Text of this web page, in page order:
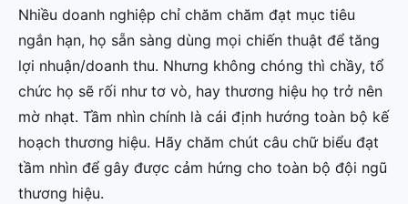
Nhiều doanh nghiệp chỉ chăm chăm đạt mục tiêu
ngắn hạn, họ sẵn sàng dùng mọi chiến thuật để tăng
lợi nhuận/doanh thu. Nhưng không chóng thì chầy, tổ
chức họ sẽ rối như tơ vò, hay thương hiệu họ trở nên
mờ nhạt. Tầm nhìn chính là cái định hướng toàn bộ kế
hoạch thương hiệu. Hãy chăm chút câu chữ biểu đạt
tầm nhìn để gây được cảm hứng cho toàn bộ đội ngũ
thương hiệu.